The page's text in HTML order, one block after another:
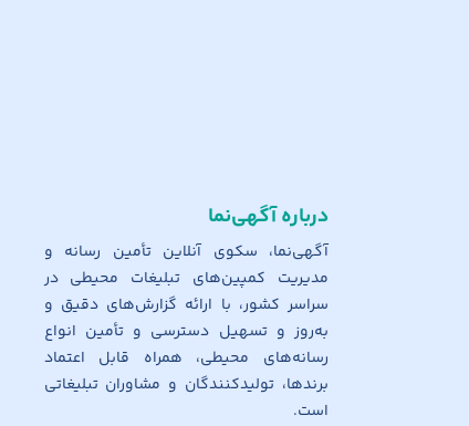
درباره آگهی‌نما
آگهی‌نما، سکوی آنلاین تأمین رسانه و
مدیریت کمپین‌های تبلیغات محیطی در
سراسر کشور، با ارائه گزارش‌های دقیق و
به‌روز و تسهیل دسترسی و تأمین انواع
رسانه‌های محیطی، همراه قابل اعتماد
برندها، تولیدکنندگان و مشاوران تبلیغاتی
است.